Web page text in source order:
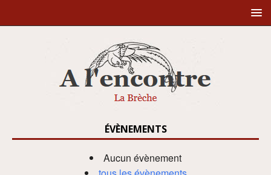
ÉVÈNEMENTS
Aucun évènement